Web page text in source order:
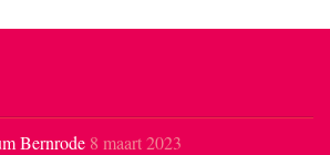
Bernrode 8 maart 2023